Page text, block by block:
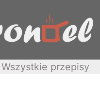
Wszystkie przepisy